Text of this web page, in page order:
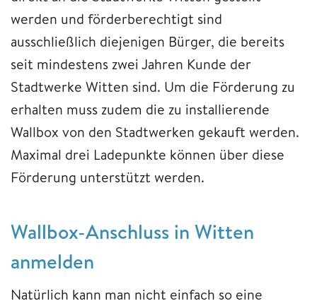
werden und förderberechtigt sind
ausschließlich diejenigen Bürger, die bereits
seit mindestens zwei Jahren Kunde der
Stadtwerke Witten sind. Um die Förderung zu
erhalten muss zudem die zu installierende
Wallbox von den Stadtwerken gekauft werden.
Maximal drei Ladepunkte können über diese
Förderung unterstützt werden.
Wallbox-Anschluss in Witten
anmelden
Natürlich kann man nicht einfach so eine